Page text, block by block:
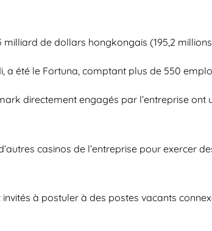
de dollars hongkongais (195,2 millions
a été le Fortuna, comptant plus de 550
directement engagés par l’entreprise ont
casinos de l’entreprise pour exercer
à postuler à des postes vacants